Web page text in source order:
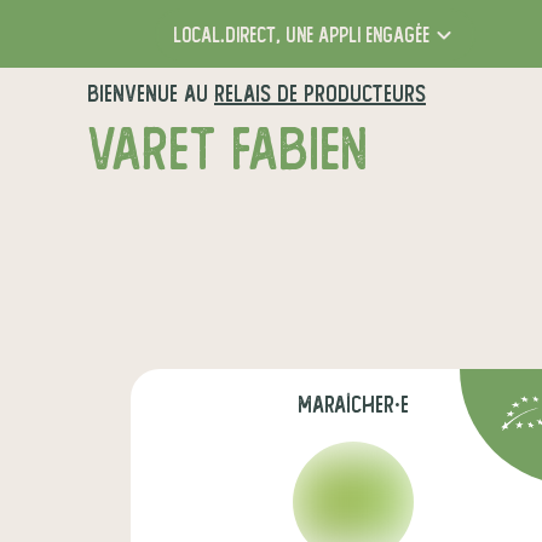
local.direct, une appli engagée
BIENVENUE AU RELAIS DE PRODUCTEURS
VARET FABIEN
maraîcher·e